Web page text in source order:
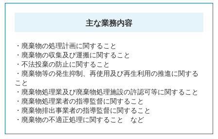
主な業務内容
・廃棄物の処理計画に関すること
・廃棄物の収集及び運搬に関すること
・不法投棄の防止に関すること
・廃棄物等の発生抑制、再使用及び再生利用の推進に関する
こと
・廃棄物処理業及び廃棄物処理施設の許認可等に関すること
・廃棄物処理業者の指導監督に関すること
・廃棄物排出事業者の指導監督に関すること
・廃棄物の不適正処理に関すること など